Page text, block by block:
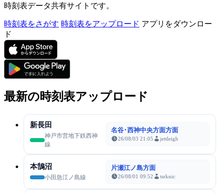
時刻表データ共有サイトです。
時刻表をさがす 時刻表をアップロード アプリをダウンロー
ド
最新の時刻表アップロード
新長田
神戸市営地下鉄西神
線
名谷･西神中央方面方面
26/08/03 21:05 jettleigh
本鵠沼
小田急江ノ島線
片瀬江ノ島方面
26/08/01 09:52 tsrknic